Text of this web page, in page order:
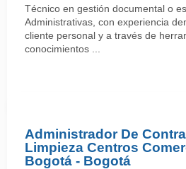
Técnico en gestión documental o
Administrativas, con experiencia
cliente personal y a través de
conocimientos ...
Administrador De
Limpieza Centros
Bogotá - Bogotá